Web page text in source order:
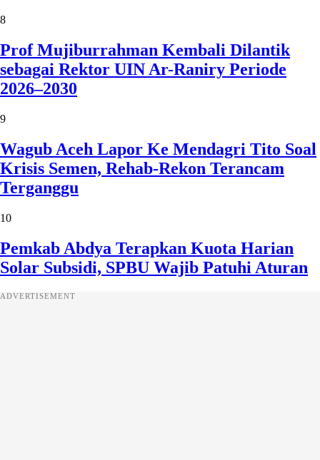
8
Prof Mujiburrahman Kembali Dilantik
sebagai Rektor UIN Ar-Raniry Periode
2026–2030
9
Wagub Aceh Lapor Ke Mendagri Tito Soal
Krisis Semen, Rehab-Rekon Terancam
Terganggu
10
Pemkab Abdya Terapkan Kuota Harian
Solar Subsidi, SPBU Wajib Patuhi Aturan
ADVERTISEMENT